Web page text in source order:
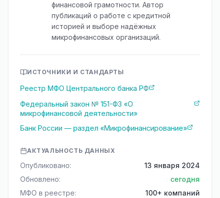
финансовой грамотности. Автор
публикаций о работе с кредитной
историей и выборе надёжных
микрофинансовых организаций.
ИСТОЧНИКИ И СТАНДАРТЫ
Реестр МФО Центрального банка РФ
Федеральный закон № 151-ФЗ «О
микрофинансовой деятельности»
Банк России — раздел «Микрофинансирование»
АКТУАЛЬНОСТЬ ДАННЫХ
Опубликовано:
13 января 2024
Обновлено:
сегодня
МФО в реестре:
100+ компаний